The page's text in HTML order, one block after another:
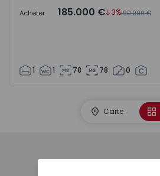
Acheter 185.000 € 3%190.000 €
1 1 78 78 0
Carte